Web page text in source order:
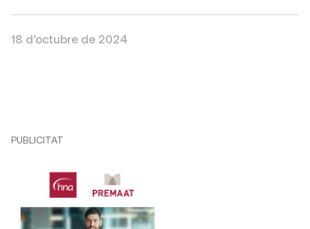
18 d’octubre de 2024
PUBLICITAT